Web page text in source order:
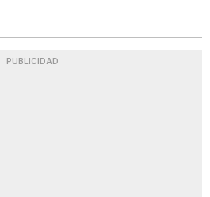
PUBLICIDAD